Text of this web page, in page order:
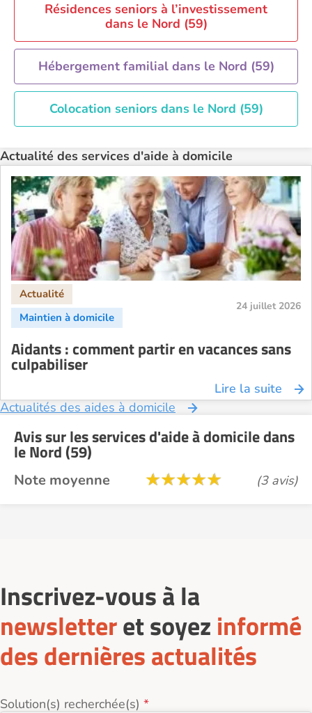
Résidences seniors à l’investissement
dans le Nord (59)
Hébergement familial dans le Nord (59)
Colocation seniors dans le Nord (59)
Actualité des services d'aide à domicile
24 juillet 2026
Aidants : comment partir en vacances sans
culpabiliser
Lire la suite
Actualités des aides à domicile
Avis sur les services d'aide à domicile dans
le Nord (59)
Note moyenne (3 avis)
Inscrivez-vous à la
newsletteret soyez informé
des dernières actualités
Solution(s) recherchée(s)